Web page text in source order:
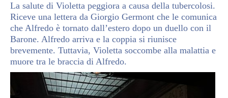
La salute di Violetta peggiora a causa della tubercolosi.
Riceve una lettera da Giorgio Germont che le comunica
che Alfredo è tornato dall’estero dopo un duello con il
Barone. Alfredo arriva e la coppia si riunisce
brevemente. Tuttavia, Violetta soccombe alla malattia e
muore tra le braccia di Alfredo.